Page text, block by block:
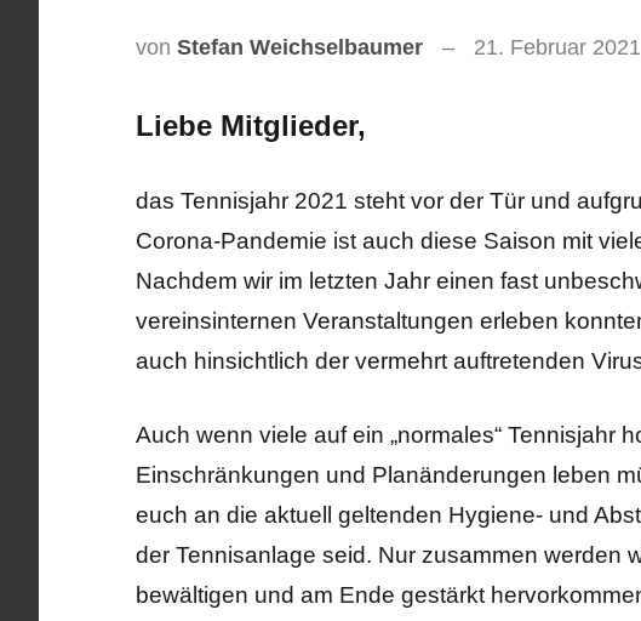
von Stefan Weichselbaumer 21. Februar 2021
Liebe Mitglieder,
das Tennisjahr 2021 steht vor der Tür und
Corona-Pandemie ist auch diese Saison mit
Nachdem wir im letzten Jahr einen fast
vereinsinternen Veranstaltungen erleben
auch hinsichtlich der vermehrt auftretenden
Auch wenn viele auf ein „normales“ Tennisjahr
Einschränkungen und Planänderungen leben
euch an die aktuell geltenden Hygiene- und
der Tennisanlage seid. Nur zusammen werden
bewältigen und am Ende gestärkt